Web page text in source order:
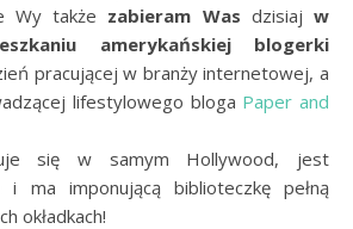
Wy także zabieram Was dzisiaj w
amerykańskiej blogerki
pracującej w branży internetowej, a
lifestylowego bloga Paper and
się w samym Hollywood, jest
i ma imponującą biblioteczkę pełną
okładkach!